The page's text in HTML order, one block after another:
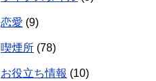
恋愛 (9)
喫煙所 (78)
お役立ち情報 (10)